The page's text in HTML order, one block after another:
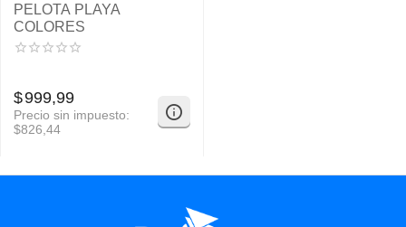
PELOTA PLAYA
COLORES
$999,99
Precio sin impuesto:
$826,44